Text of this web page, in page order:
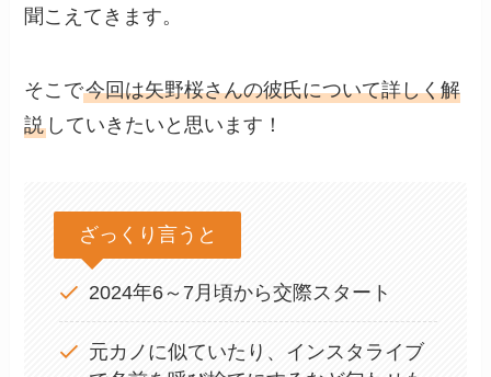
聞こえてきます。
そこで今回は矢野桜さんの彼氏について詳しく解
説 していきたいと思います！
ざっくり言うと
2024年6～7月頃から交際スタート
元カノに似ていたり、インスタライブ